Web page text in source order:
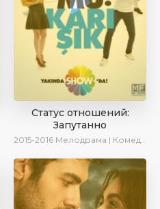
Статус отношений:
Запутанно
2015-2016 Мелодрама | Комедия